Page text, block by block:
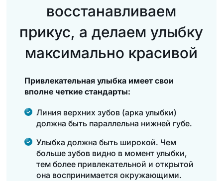
восстанавливаем
прикус, а делаем улыбку
максимально красивой
Привлекательная улыбка имеет свои
вполне четкие стандарты:
Линия верхних зубов (арка улыбки)
должна быть параллельна нижней губе.
Улыбка должна быть широкой. Чем
больше зубов видно в момент улыбки,
тем более привлекательной и открытой
она воспринимается окружающими.